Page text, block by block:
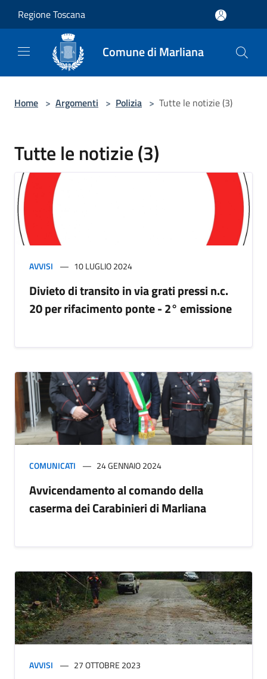
Regione Toscana
Comune di Marliana
Home > Argomenti > Polizia > Tutte le notizie (3)
Tutte le notizie (3)
AVVISI 10 LUGLIO 2024
Divieto di transito in via grati pressi n.c.
20 per rifacimento ponte - 2° emissione
COMUNICATI 24 GENNAIO 2024
Avvicendamento al comando della
caserma dei Carabinieri di Marliana
AVVISI 27 OTTOBRE 2023